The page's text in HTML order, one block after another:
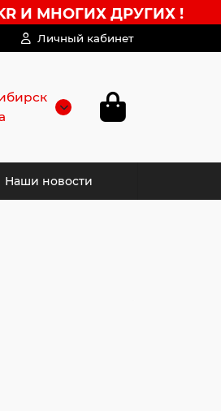
И МНОГИХ ДРУГИХ !
Личный кабинет
Наши новости